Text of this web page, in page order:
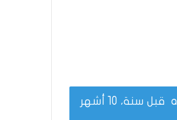
قبل سنة، 10 أشهر